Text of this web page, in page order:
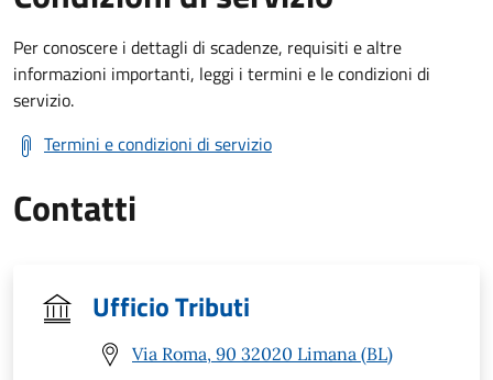
Per conoscere i dettagli di scadenze, requisiti e altre
informazioni importanti, leggi i termini e le condizioni di
servizio.
Termini e condizioni di servizio
Contatti
Ufficio Tributi
Via Roma, 90 32020 Limana (BL)